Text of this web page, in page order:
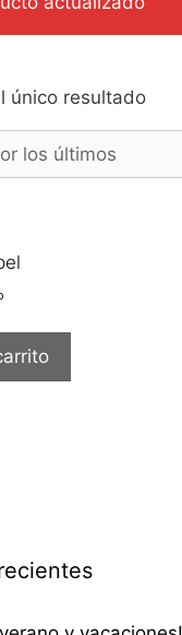
único resultado